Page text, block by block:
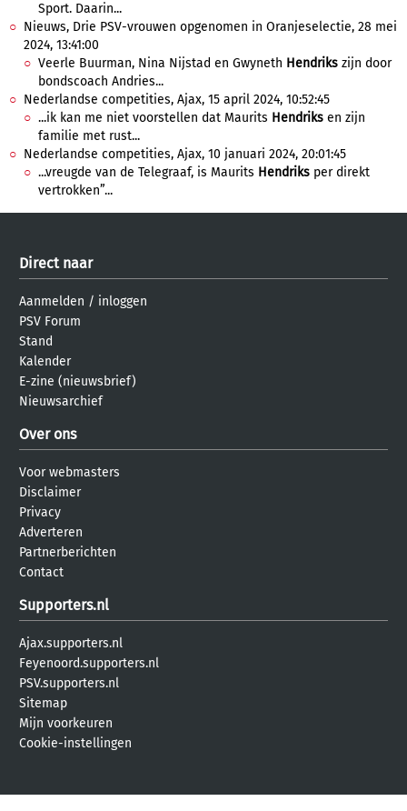
Sport. Daarin...
Nieuws, Drie PSV-vrouwen opgenomen in Oranjeselectie, 28 mei
2024, 13:41:00
Veerle Buurman, Nina Nijstad en Gwyneth Hendriks zijn door
bondscoach Andries...
Nederlandse competities, Ajax, 15 april 2024, 10:52:45
...ik kan me niet voorstellen dat Maurits Hendriks en zijn
familie met rust...
Nederlandse competities, Ajax, 10 januari 2024, 20:01:45
...vreugde van de Telegraaf, is Maurits Hendriks per direkt
vertrokken”...
Direct naar
Aanmelden / inloggen
PSV Forum
Stand
Kalender
E-zine (nieuwsbrief)
Nieuwsarchief
Over ons
Voor webmasters
Disclaimer
Privacy
Adverteren
Partnerberichten
Contact
Supporters.nl
Ajax.supporters.nl
Feyenoord.supporters.nl
PSV.supporters.nl
Sitemap
Mijn voorkeuren
Cookie-instellingen